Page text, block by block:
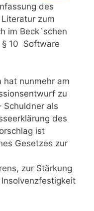
des
zum
im Beck´schen
§ 10 Software
hat nunmehr am
zu
Schuldner als
des
ist
Gesetzes zur
zur Stärkung